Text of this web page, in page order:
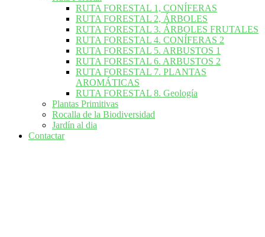
RUTA FORESTAL 1, CONÍFERAS
RUTA FORESTAL 2, ÁRBOLES
RUTA FORESTAL 3. ÁRBOLES FRUTALES
RUTA FORESTAL 4. CONÍFERAS 2
RUTA FORESTAL 5. ARBUSTOS 1
RUTA FORESTAL 6. ARBUSTOS 2
RUTA FORESTAL 7. PLANTAS
AROMÁTICAS
RUTA FORESTAL 8. Geología
Plantas Primitivas
Rocalla de la Biodiversidad
Jardín al dia
Contactar